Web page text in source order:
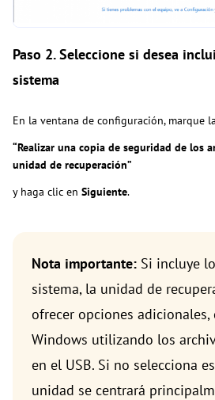
Paso 2. Seleccione si desea
sistema
En la ventana de configuración, marque
“Realizar una copia de seguridad de los
unidad de recuperación”
y haga clic en Siguiente.
Nota importante: Si incluye
sistema, la unidad de
ofrecer opciones
Windows utilizando los
en el USB. Si no selecciona
unidad se centrará